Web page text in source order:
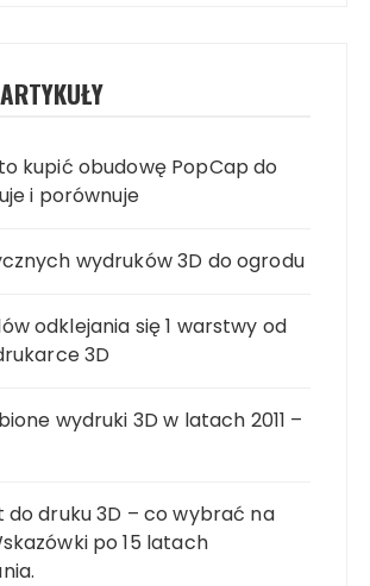
kupić obudowę PopCap do
i porównuje
wydruków 3D do ogrodu
odklejania się 1 warstwy od
3D
wydruki 3D w latach 2011 –
do druku 3D – co wybrać na
po 15 latach